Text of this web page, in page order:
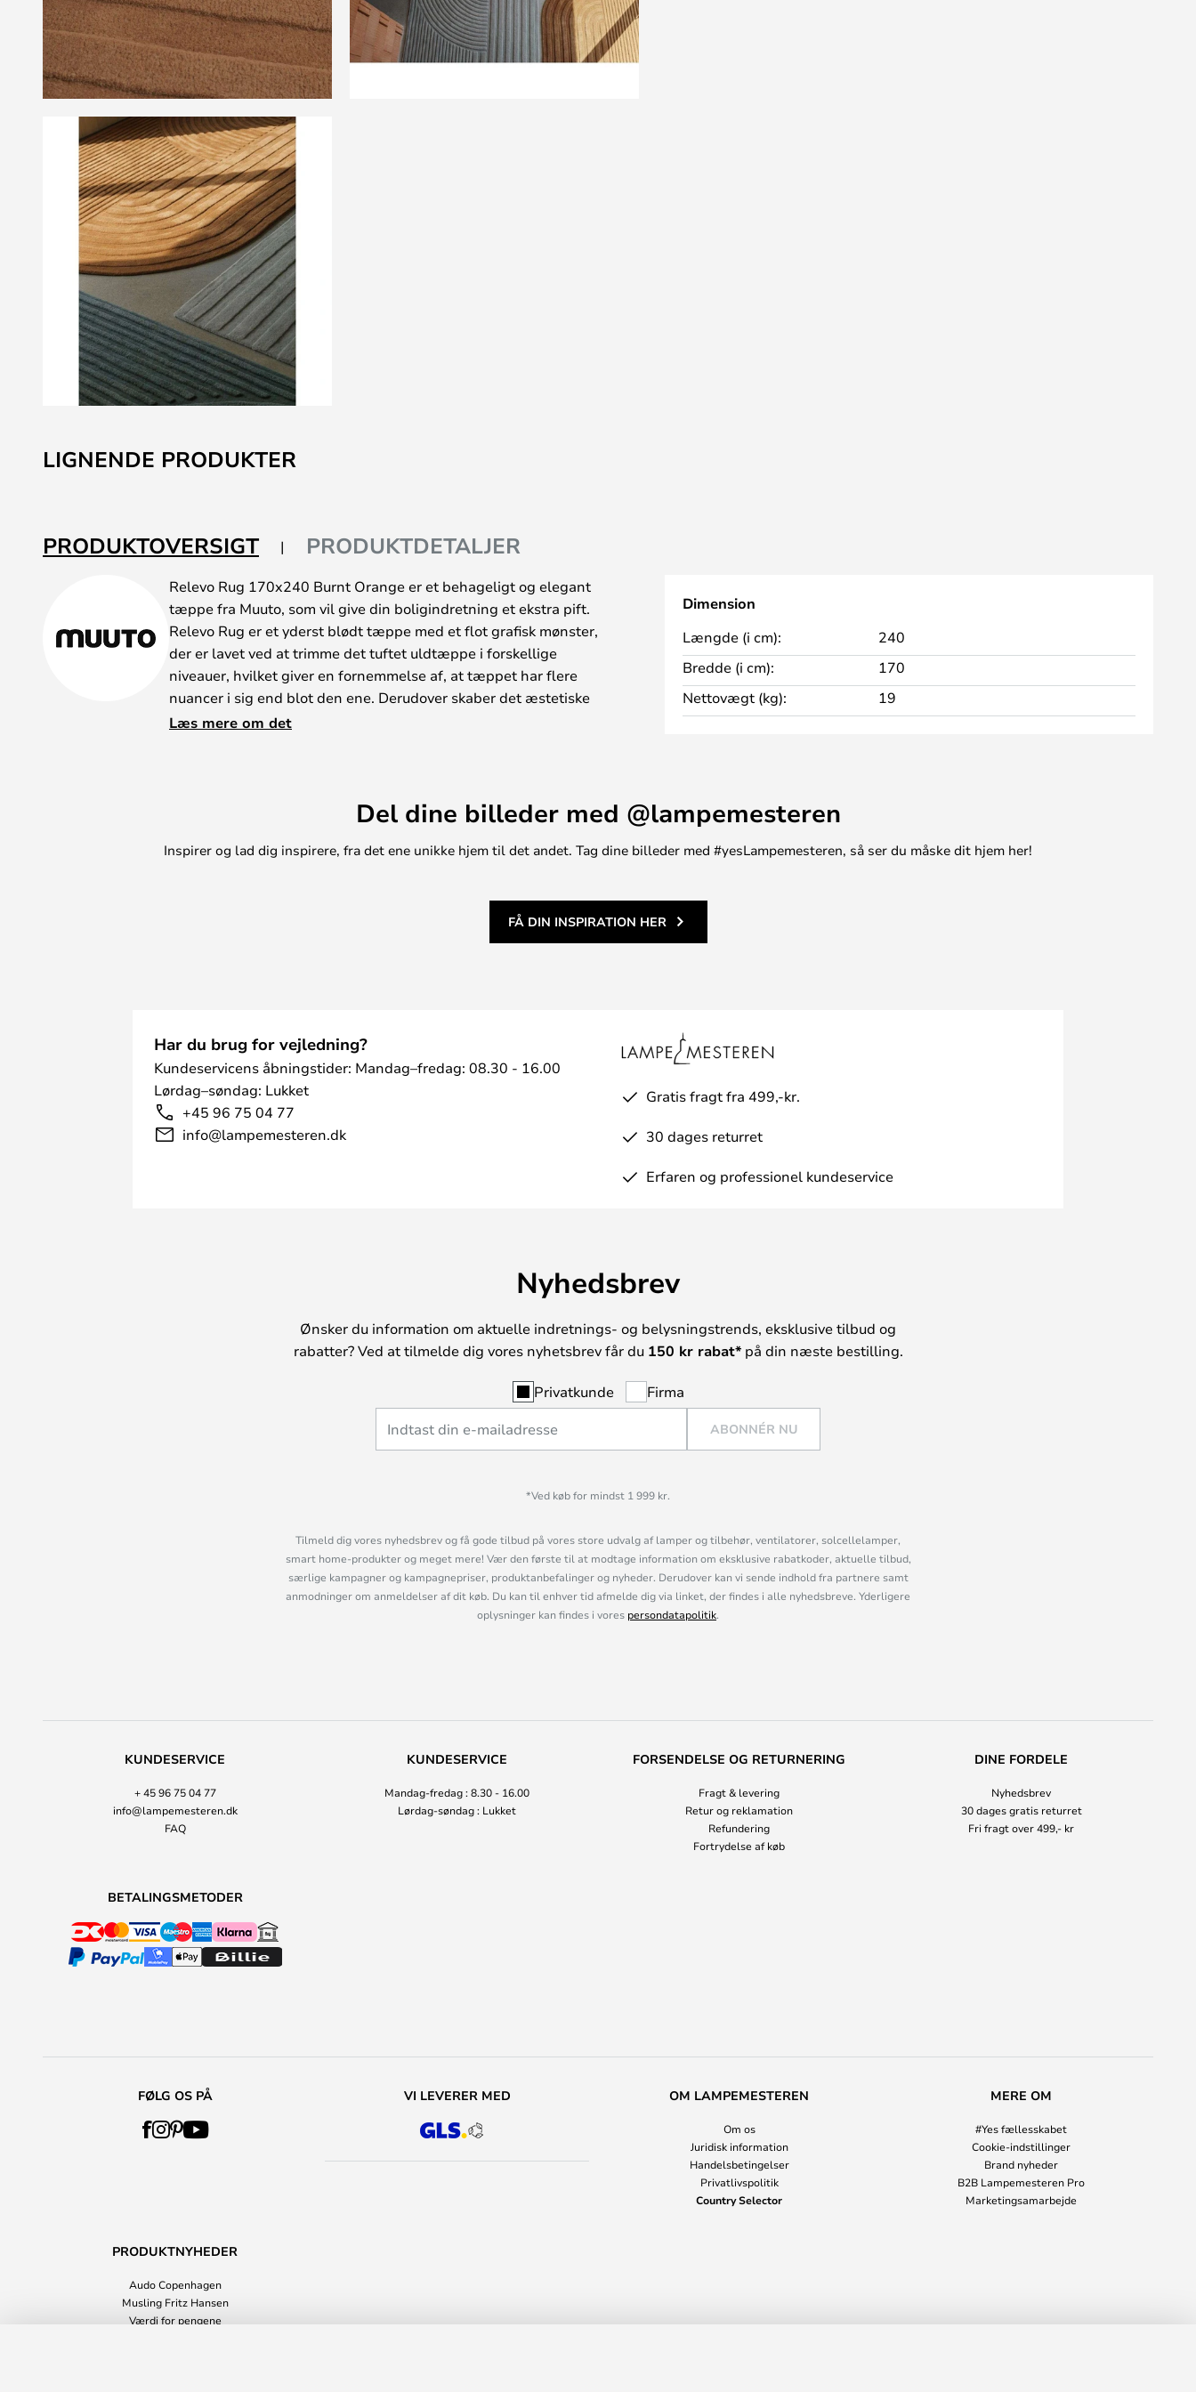
til
starten
LIGNENDE PRODUKTER
PRODUKTOVERSIGT PRODUKTDETALJER
Relevo Rug 170x240 Burnt Orange er et behageligt og elegant
tæppe fra Muuto, som vil give din boligindretning et ekstra pift.
Relevo Rug er et yderst blødt tæppe med et flot grafisk mønster,
der er lavet ved at trimme det tuftet uldtæppe i forskellige
niveauer, hvilket giver en fornemmelse af, at tæppet har flere
nuancer i sig end blot den ene. Derudover skaber det æstetiske
mønster blikfang og et bemærkelsesværdigt skyggespil, som gør
kan placere dette tæppe mange forskellige steder i din bolig,
ønsker, at dine fødder skal have et blødt hvile. Relevo Rug fås
Læs mere om det
Dimension
Længde (i cm):
240
Bredde (i cm):
170
Nettovægt (kg):
19
Del dine billeder med @lampemesteren
Inspirer og lad dig inspirere, fra det ene unikke hjem til det andet. Tag dine billeder med #yesLampemesteren, så ser du måske dit hjem her!
FÅ DIN INSPIRATION HER
Har du brug for vejledning?
Kundeservicens åbningstider: Mandag–fredag: 08.30 - 16.00
Lørdag–søndag: Lukket
+45 96 75 04 77
info@lampemesteren.dk
Gratis fragt fra 499,-kr.
30 dages returret
Erfaren og professionel kundeservice
Nyhedsbrev
Ønsker du information om aktuelle indretnings- og belysningstrends, eksklusive tilbud og
rabatter? Ved at tilmelde dig vores nyhetsbrev får du 150 kr rabat*på din næste bestilling.
Privatkunde Firma
ABONNÉR NU
*Ved køb for mindst 1 999 kr.
Tilmeld dig vores nyhedsbrev og få gode tilbud på vores store udvalg af lamper og tilbehør, ventilatorer, solcellelamper,
smart home-produkter og meget mere! Vær den første til at modtage information om eksklusive rabatkoder, aktuelle tilbud,
særlige kampagner og kampagnepriser, produktanbefalinger og nyheder. Derudover kan vi sende indhold fra partnere samt
anmodninger om anmeldelser af dit køb. Du kan til enhver tid afmelde dig via linket, der findes i alle nyhedsbreve. Yderligere
oplysninger kan findes i vores persondatapolitik.
KUNDESERVICE
+ 45 96 75 04 77
info@lampemesteren.dk
FAQ
KUNDESERVICE
Mandag-fredag : 8.30 - 16.00
Lørdag-søndag : Lukket
FORSENDELSE OG RETURNERING
Fragt & levering
Retur og reklamation
Refundering
Fortrydelse af køb
DINE FORDELE
Nyhedsbrev
30 dages gratis returret
Fri fragt over 499,- kr
BETALINGSMETODER
FØLG OS PÅ VI LEVERER MED OM LAMPEMESTEREN
Om os
Juridisk information
Handelsbetingelser
Privatlivspolitik
Country Selector
MERE OM
#Yes fællesskabet
Cookie-indstillinger
Brand nyheder
B2B Lampemesteren Pro
Marketingsamarbejde
PRODUKTNYHEDER
Audo Copenhagen
Musling Fritz Hansen
Værdi for pengene